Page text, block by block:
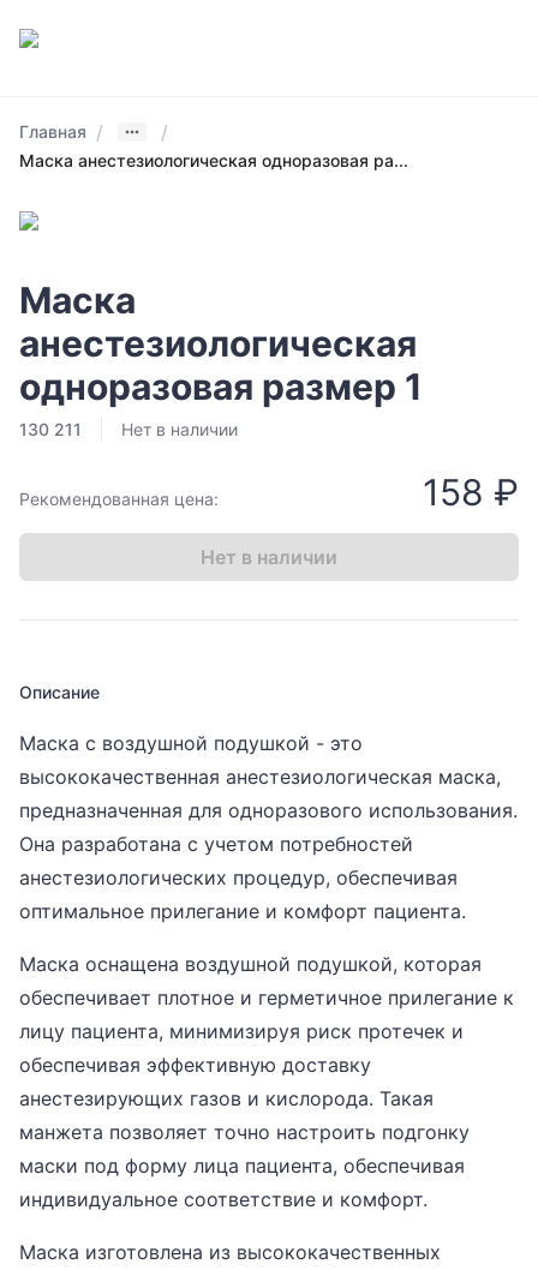
Главная / /
Маска анестезиологическая одноразовая ра...
Маска
анестезиологическая
одноразовая размер 1
130 211 Нет в наличии
Рекомендованная цена: 158 ₽
Нет в наличии
Описание
Маска с воздушной подушкой - это
высококачественная анестезиологическая маска,
предназначенная для одноразового использования.
Она разработана с учетом потребностей
анестезиологических процедур, обеспечивая
оптимальное прилегание и комфорт пациента.
Маска оснащена воздушной подушкой, которая
обеспечивает плотное и герметичное прилегание к
лицу пациента, минимизируя риск протечек и
обеспечивая эффективную доставку
анестезирующих газов и кислорода. Такая
манжета позволяет точно настроить подгонку
маски под форму лица пациента, обеспечивая
индивидуальное соответствие и комфорт.
Маска изготовлена из высококачественных